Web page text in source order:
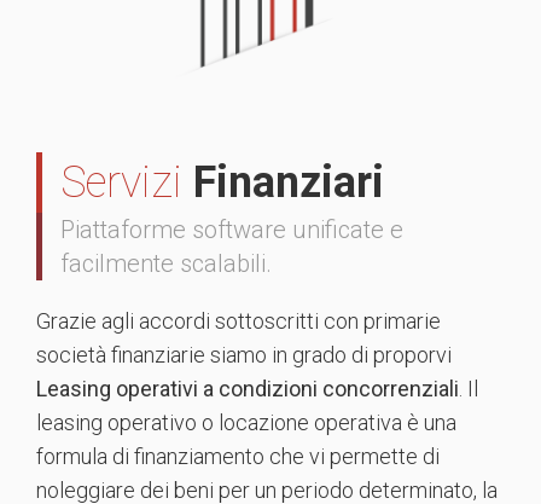
Servizi Finanziari
Piattaforme software unificate e
facilmente scalabili.
Grazie agli accordi sottoscritti con primarie
società finanziarie siamo in grado di proporvi
Leasing operativi a condizioni concorrenziali . Il
leasing operativo o locazione operativa è una
formula di finanziamento che vi permette di
noleggiare dei beni per un periodo determinato, la